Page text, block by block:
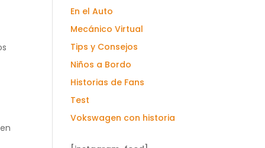
En el Auto
Mecánico Virtual
Tips y Consejos
Niños a Bordo
Historias de Fans
Test
Vokswagen con historia